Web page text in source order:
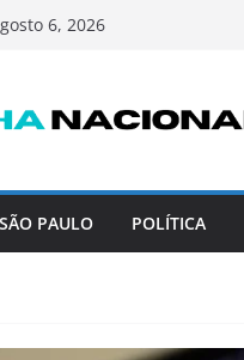
6, 2026
SÃO PAULO POLÍTICA